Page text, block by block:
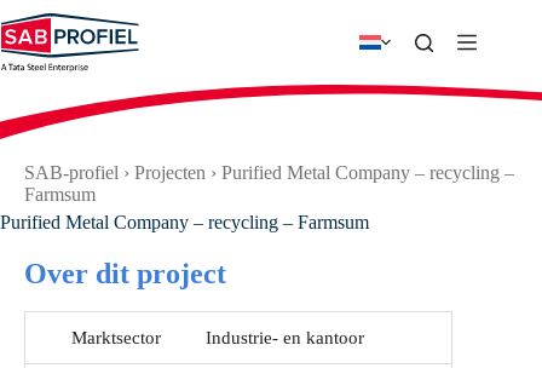
naar
de
inhoud
SAB-profiel › Projecten › Purified Metal Company – recycling –
Farmsum
Purified Metal Company – recycling – Farmsum
Over dit project
Marktsector Industrie- en kantoor